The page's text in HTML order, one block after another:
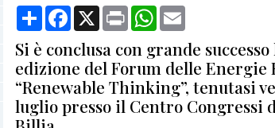
CondividiFacebook
X Print WhatsApp
Si è conclusa con grande successo
edizione del Forum delle Energie
“Renewable Thinking”, tenutasi
luglio presso il Centro Congressi